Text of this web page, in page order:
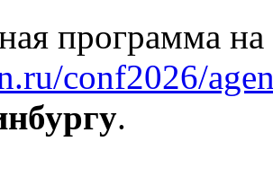
программа
conf2026/
.